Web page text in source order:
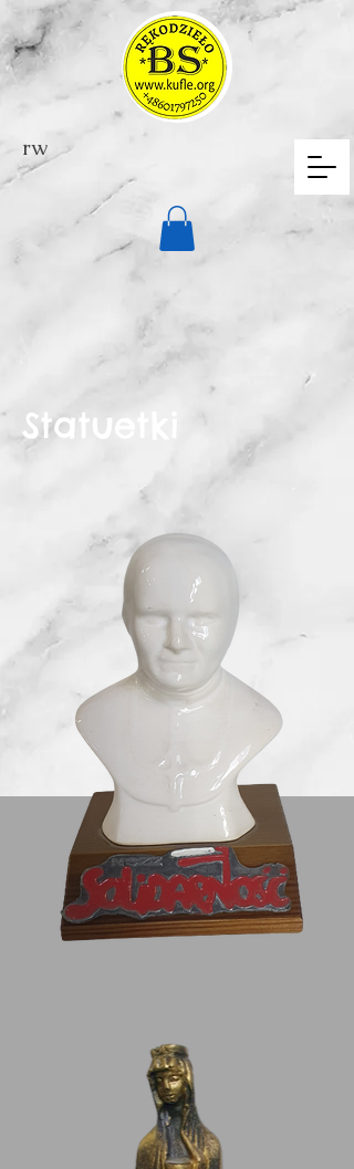
rw
Statuetki